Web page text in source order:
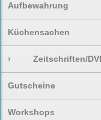
Aufbewahrung
Küchensachen
› Zeitschriften/
Gutscheine
Workshops